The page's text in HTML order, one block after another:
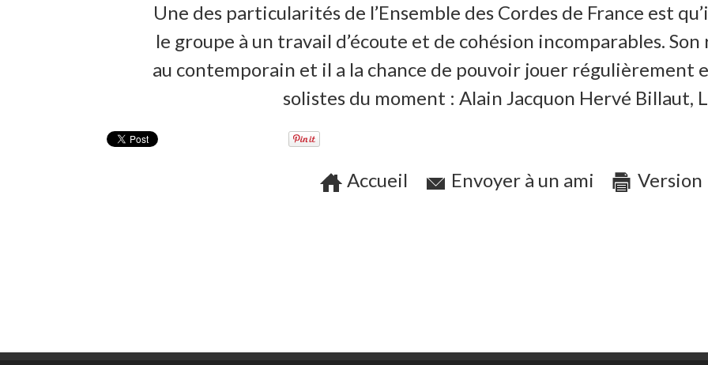
Une des particularités de l’Ensemble des Cordes de France est
le groupe à un travail d’écoute et de cohésion incomparables.
au contemporain et il a la chance de pouvoir jouer régulièrement
solistes du moment : Alain Jacquon Hervé Billaut,
Accueil Envoyer à un ami